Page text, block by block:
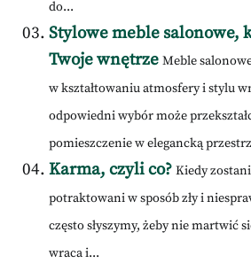
do...
Stylowe meble salonowe,
Twoje wnętrze Meble
w kształtowaniu atmosfery i stylu
odpowiedni wybór może
pomieszczenie w elegancką
Karma, czyli co? Kiedy
potraktowani w sposób zły i
często słyszymy, żeby nie martwić
wraca i...